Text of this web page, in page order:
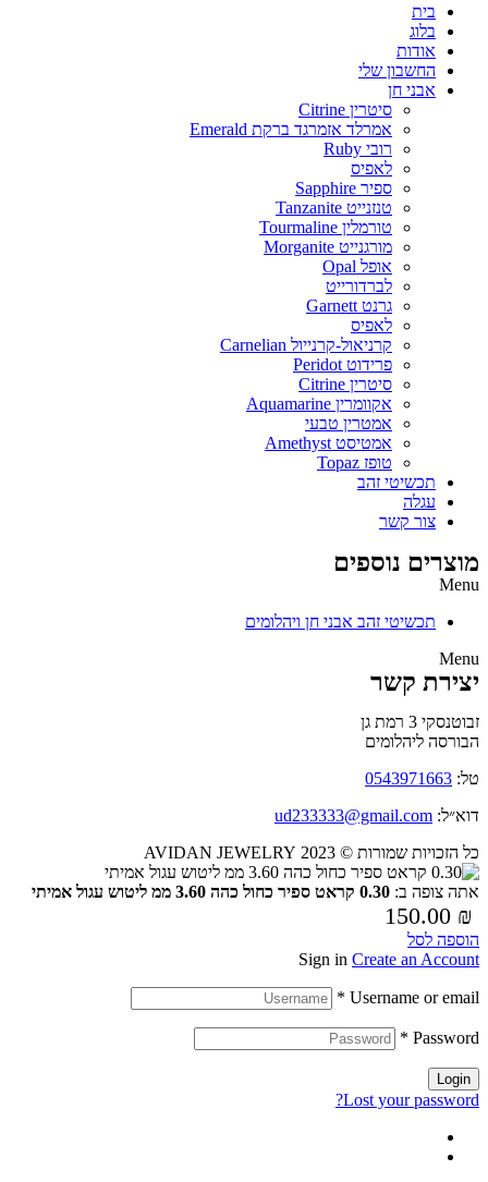
בית
בלוג
אודות
החשבון שלי
אבני חן
סיטרין Citrine
אמרלד אזמרגד ברקת Emerald
רובי Ruby
לאפיס
ספיר Sapphire
טנזנייט Tanzanite
טורמלין Tourmaline
מורגנייט Morganite
אופל Opal
לברדורייט
גרנט Garnett
לאפיס
קרניאול-קרנייול Carnelian
פרידוט Peridot
סיטרין Citrine
אקוומרין Aquamarine
אמטרין טבעי
אמטיסט Amethyst
טופז Topaz
תכשיטי זהב
עגלה
צור קשר
מוצרים נוספים
Menu
תכשיטי זהב אבני חן ויהלומים
Menu
יצירת קשר
זבוטנסקי 3 רמת גן
הבורסה ליהלומים
טל: 0543971663
דוא״ל: ud233333@gmail.com
כל הזכויות שמורות © 2023 AVIDAN JEWELRY
אתה צופה ב: 0.30 קראט ספיר כחול כהה 3.60 ממ ליטוש עגול אמיתי
150.00 ₪
הוספה לסל
Sign in Create an Account
Username or email
*
Password
*
Login
Lost your password?